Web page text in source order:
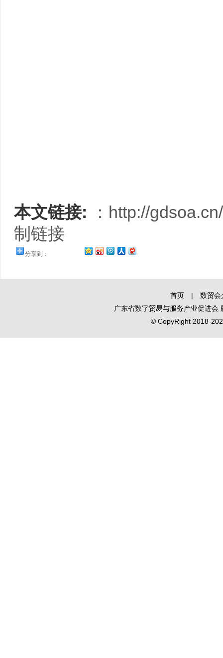
本文链接: ： http://
制链接
分享到：
首页 |
数贸会
广东省数字贸易与服务产业促进会
© CopyRight 2018-